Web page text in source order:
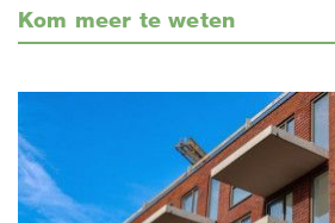
Kom meer te weten